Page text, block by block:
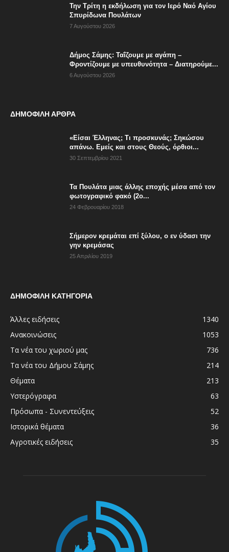
Την Τρίτη η εκδήλωση για τον Ιερό Ναό Αγίου
Σπυρίδωνα Πουλάτων
7 Αυγούστου 2026
Δήμος Σάμης: Ταΐζουμε με αγάπη –
Φροντίζουμε με υπευθυνότητα – Διατηρούμε...
6 Αυγούστου 2026
ΔΗΜΟΦΙΛΗ ΑΡΘΡΑ
«Είσαι Έλληνας; Τι προσκυνάς; Σηκώσου
απάνω. Εμείς και στους Θεούς, όρθιοι...
30 Σεπτεμβρίου 2021
Τα Πουλάτα μιας άλλης εποχής μέσα από τον
φωτογραφικό φακό (2ο...
24 Φεβρουαρίου 2018
Σήμερον κρεμάται επί ξύλου, ο εν ύδασι την
γην κρεμάσας
25 Απριλίου 2019
ΔΗΜΟΦΙΛΗ ΚΑΤΗΓΟΡΙΑ
Άλλες ειδήσεις
1340
Ανακοινώσεις
1053
Τα νέα του χωριού μας
736
Τα νέα του Δήμου Σάμης
214
Θέματα
213
Υστερόγραφα
63
Πρόσωπα - Συνεντεύξεις
52
Ιστορικά θέματα
36
Αγροτικές ειδήσεις
35